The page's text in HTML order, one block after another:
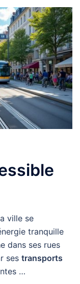
ville se
tranquille
dans ses rues
ses transports
…